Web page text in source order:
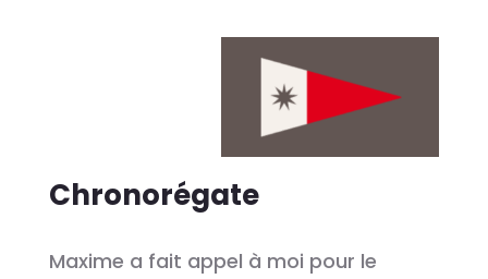
Chronorégate
Maxime a fait appel à moi pour le